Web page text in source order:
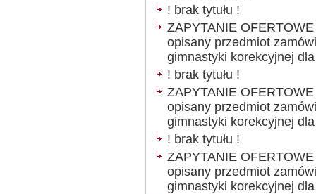
! brak tytułu !
ZAPYTANIE
opisany przedmiot
gimnastyki korekcyjnej
! brak tytułu !
ZAPYTANIE
opisany przedmiot
gimnastyki korekcyjnej
! brak tytułu !
ZAPYTANIE
opisany przedmiot
gimnastyki korekcyjnej